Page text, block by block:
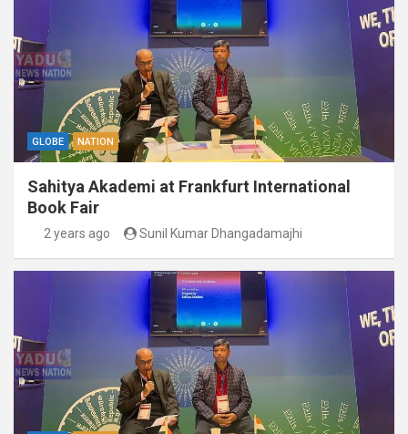
GLOBE NATION
Sahitya Akademi at Frankfurt International
Book Fair
2 years ago Sunil Kumar Dhangadamajhi